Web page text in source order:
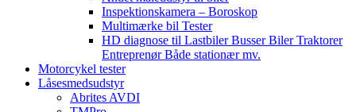
Inspektionskamera – Boroskop
Multimærke bil Tester
HD diagnose til Lastbiler Busser Biler Traktorer
Entreprenør Både stationær mv.
Motorcykel tester
Låsesmedsudstyr
Abrites AVDI